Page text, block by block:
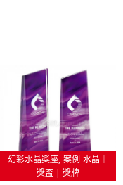
幻彩水晶獎座 案例-水晶｜
獎盃 | 獎牌